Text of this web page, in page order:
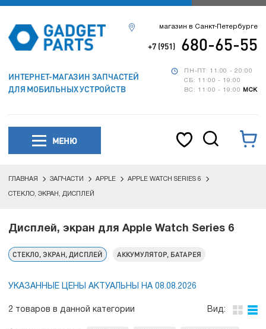
ИНТЕРНЕТ-МАГАЗИН ЗАПЧАСТЕЙ
ДЛЯ МОБИЛЬНЫХ УСТРОЙСТВ
ПН-ПТ: 11:00 - 20:00
СБ: 11:00 - 19:00
ВС: 11:00 - 19:00
МСК
магазин в Санкт-Петербурге
+7 (951) 680-65-55
МЕНЮ
ГЛАВНАЯ ЗАПЧАСТИ APPLE APPLE WATCH SERIES 6
СТЕКЛО, ЭКРАН, ДИСПЛЕЙ
Дисплей, экран для Apple Watch Series 6
СТЕКЛО, ЭКРАН, ДИСПЛЕЙ АККУМУЛЯТОР, БАТАРЕЯ
УКАЗАННЫЕ ЦЕНЫ АКТУАЛЬНЫ НА 08.08.2026
2 товаров в данной категории Вид: